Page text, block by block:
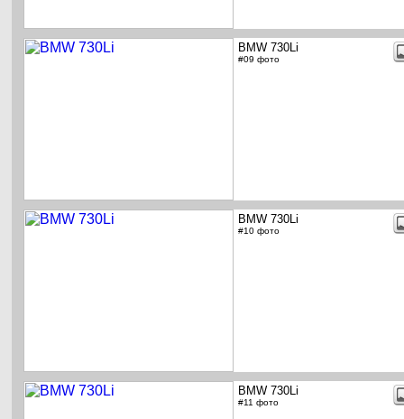
BMW 730Li
#09 фото
BMW 730Li
#10 фото
BMW 730Li
#11 фото